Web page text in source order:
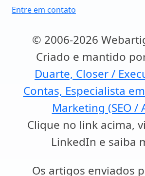
Entre em contato
© 2006-2026
Criado e mantido
Duarte, Closer /
Contas, Especialista
Marketing (SEO /
Clique no link acima,
LinkedIn e saiba
Os artigos enviados